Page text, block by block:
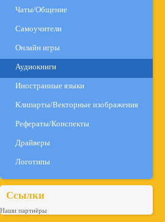
Чаты/Общение
Самоучители
Онлайн игры
Аудиокниги
Иностранные языки
Клипарты/Векторные изображения
Рефераты/Конспекты
Драйверы
Логотипы
Ссылки
Наши партнёры